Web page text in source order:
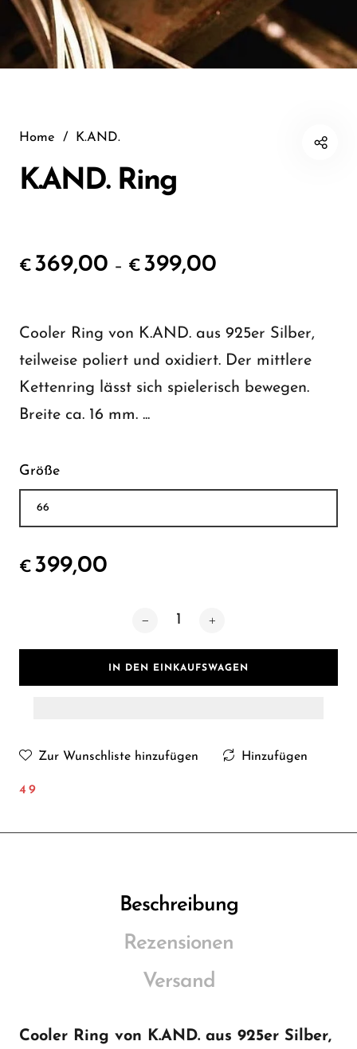
Home / K.AND.
K.AND. Ring
€ 369,00 – € 399,00
Cooler Ring von K.AND. aus 925er Silber,
teilweise poliert und oxidiert. Der mittlere
Kettenring lässt sich spielerisch bewegen.
Breite ca. 16 mm. ...
Größe
€ 399,00
IN DEN EINKAUFSWAGEN
Zur Wunschliste hinzufügen Hinzufügen
49
Beschreibung
Rezensionen
Versand
Cooler Ring von K.AND. aus 925er Silber,